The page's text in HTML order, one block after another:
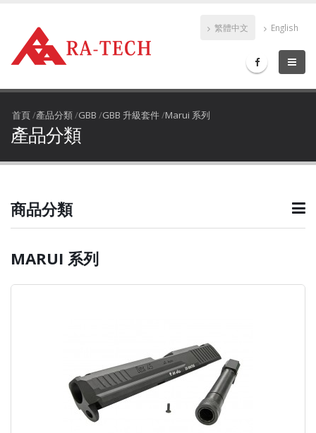
繁體中文 English
首頁/產品分類/GBB /GBB 升級套件/Marui 系列
產品分類
商品分類
MARUI 系列